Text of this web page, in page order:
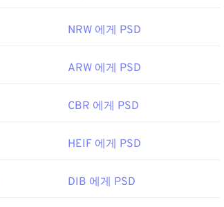
NRW 에게 PSD
ARW 에게 PSD
CBR 에게 PSD
HEIF 에게 PSD
DIB 에게 PSD